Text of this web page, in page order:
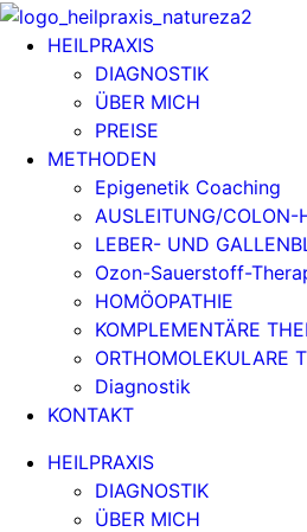
HEILPRAXIS
DIAGNOSTIK
ÜBER MICH
PREISE
METHODEN
Epigenetik Coaching
AUSLEITUNG/COLON-
LEBER- UND
Ozon-Sauerstoff-
HOMÖOPATHIE
KOMPLEMENTÄRE
ORTHOMOLEKULARE
Diagnostik
KONTAKT
HEILPRAXIS
DIAGNOSTIK
ÜBER MICH